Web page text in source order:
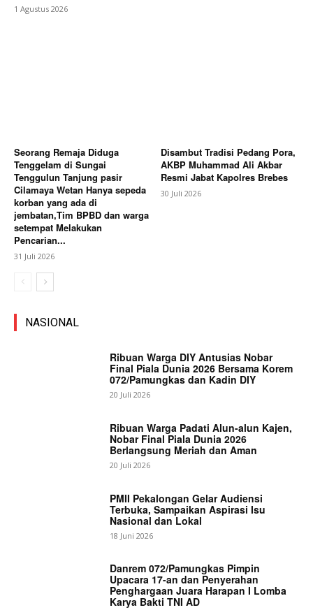
1 Agustus 2026
Seorang Remaja Diduga
Tenggelam di Sungai
Tenggulun Tanjung pasir
Cilamaya Wetan Hanya sepeda
korban yang ada di
jembatan,Tim BPBD dan warga
setempat Melakukan
Pencarian...
31 Juli 2026
Disambut Tradisi Pedang Pora,
AKBP Muhammad Ali Akbar
Resmi Jabat Kapolres Brebes
30 Juli 2026
NASIONAL
Ribuan Warga DIY Antusias Nobar
Final Piala Dunia 2026 Bersama Korem
072/Pamungkas dan Kadin DIY
20 Juli 2026
Ribuan Warga Padati Alun-alun Kajen,
Nobar Final Piala Dunia 2026
Berlangsung Meriah dan Aman
20 Juli 2026
PMII Pekalongan Gelar Audiensi
Terbuka, Sampaikan Aspirasi Isu
Nasional dan Lokal
18 Juni 2026
Danrem 072/Pamungkas Pimpin
Upacara 17-an dan Penyerahan
Penghargaan Juara Harapan I Lomba
Karya Bakti TNI AD